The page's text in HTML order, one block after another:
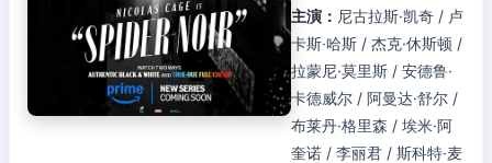
主演： 尼古拉斯·凯奇 / 卢
卡斯·哈斯 / 杰克·休斯顿 /
拉蒙尼·莫里斯 / 安德鲁·
卡德威尔 / 阿曼达·舒尔 /
布莱丹·格里森 / 埃米·阿
奎诺 / 李丽君 / 斯科特·麦